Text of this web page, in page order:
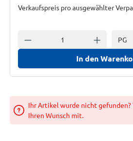
Verkaufspreis pro ausgewählter
Anzahl verringern Anzahl
In den
Ihr Artikel wurde nicht gefunden?
Ihren Wunsch mit.